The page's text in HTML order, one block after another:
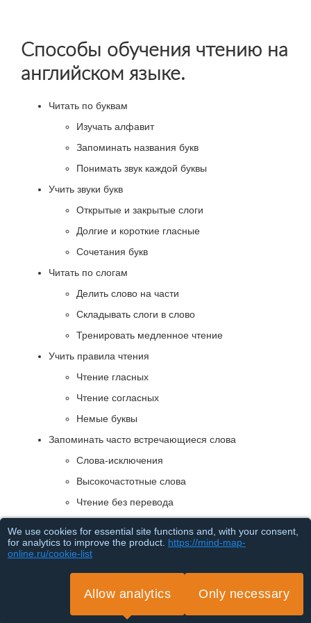
Способы обучения чтению на
английском языке.
Читать по буквам
Изучать алфавит
Запоминать названия букв
Понимать звук каждой буквы
Учить звуки букв
Открытые и закрытые слоги
Долгие и короткие гласные
Сочетания букв
Читать по слогам
Делить слово на части
Складывать слоги в слово
Тренировать медленное чтение
Учить правила чтения
Чтение гласных
Чтение согласных
Немые буквы
Запоминать часто встречающиеся слова
Слова-исключения
Высокочастотные слова
Чтение без перевода
Слышать свои ошибки
We use cookies for essential site functions and, with your consent,
for analytics to improve the product. https://mind-map-
online.ru/cookie-list
Allow analytics Only necessary